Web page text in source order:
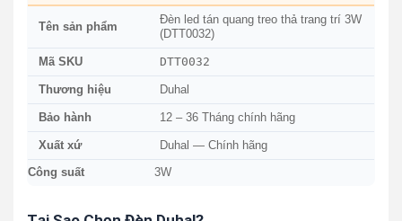
Tên sản phẩm
Đèn led tán quang treo thả trang trí 3W
(DTT0032)
Mã SKU DTT0032
Thương hiệu Duhal
Bảo hành 12 – 36 Tháng chính hãng
Xuất xứ Duhal — Chính hãng
Công suất 3W